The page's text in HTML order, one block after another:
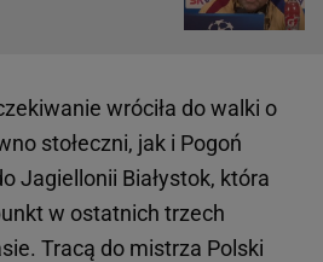
wróciła do walki o
stołeczni, jak i Pogoń
Jagiellonii Białystok, która
w ostatnich trzech
Tracą do mistrza Polski